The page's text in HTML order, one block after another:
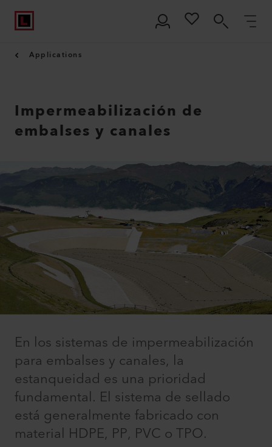
Applications
Impermeabilización de
embalses y canales
En los sistemas de impermeabilización
para embalses y canales, la
estanqueidad es una prioridad
fundamental. El sistema de sellado
está generalmente fabricado con
material HDPE, PP, PVC o TPO.